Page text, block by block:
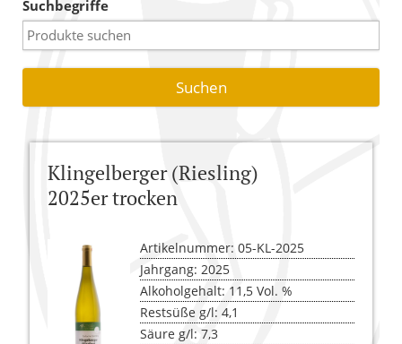
Warenkorb
Versandkosten
AGB
Kasse
Suchbegriffe
Klingelberger (Riesling)
2025er trocken
Artikelnummer: 05-KL-2025
Jahrgang: 2025
Alkoholgehalt: 11,5 Vol. %
Restsüße g/l: 4,1
Säure g/l: 7,3